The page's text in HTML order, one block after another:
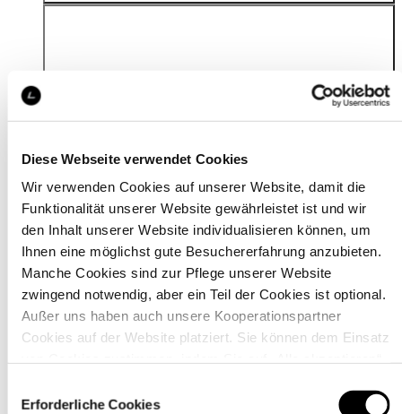
Diese Webseite verwendet Cookies
Wir verwenden Cookies auf unserer Website, damit die
Funktionalität unserer Website gewährleistet ist und wir
den Inhalt unserer Website individualisieren können, um
Ihnen eine möglichst gute Besuchererfahrung anzubieten.
Manche Cookies sind zur Pflege unserer Website
zwingend notwendig, aber ein Teil der Cookies ist optional.
Außer uns haben auch unsere Kooperationspartner
Cookies auf der Website platziert. Sie können dem Einsatz
über den Link „Cookie-Einstellungen
Erforderliche Cookies
Details